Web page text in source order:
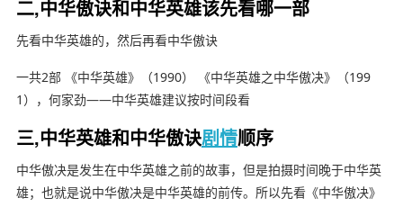
二,中华傲诀和中华英雄该先看哪一部
先看中华英雄的，然后再看中华傲诀
一共2部 《中华英雄》（1990） 《中华英雄之中华傲决》（199
1），何家劲——中华英雄建议按时间段看
三,中华英雄和中华傲诀剧情顺序
中华傲决是发生在中华英雄之前的故事，但是拍摄时间晚于中华英
雄；也就是说中华傲决是中华英雄的前传。所以先看《中华傲决》